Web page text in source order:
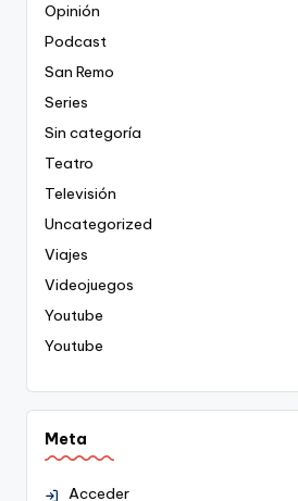
Opinión
Podcast
San Remo
Series
Sin categoría
Teatro
Televisión
Uncategorized
Viajes
Videojuegos
Youtube
Youtube
Meta
Acceder